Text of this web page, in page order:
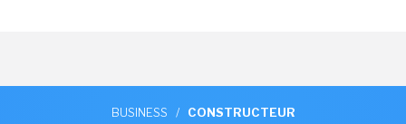
BUSINESS / CONSTRUCTEUR